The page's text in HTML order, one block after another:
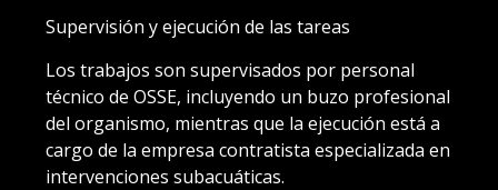
Supervisión y ejecución de las tareas
Los trabajos son supervisados por personal
técnico de OSSE, incluyendo un buzo profesional
del organismo, mientras que la ejecución está a
cargo de la empresa contratista especializada en
intervenciones subacuáticas.